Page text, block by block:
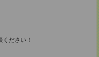
ださい！